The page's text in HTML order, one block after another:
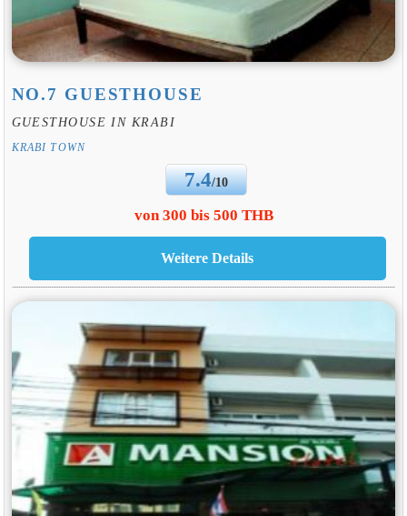
NO.7 GUESTHOUSE
GUESTHOUSE IN KRABI
KRABI TOWN
7.4/10
von 300 bis 500 THB